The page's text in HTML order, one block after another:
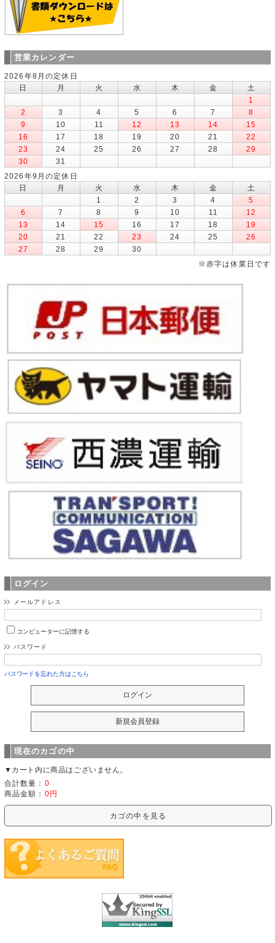
営業カレンダー
2026年8月の定休日
日
月 火 水 木 金
土
1
2
3 4 5 6 7
8
9
10 11 12 13 14
15
16
17 18 19 20 21
22
23
24 25 26 27 28
29
30
31
2026年9月の定休日
日
月 火 水 木 金
土
1
2 3 4
5
6
7 8 9 10 11
12
13
14 15 16 17 18
19
20
21 22 23 24 25
26
27
28 29
30
※赤字は休業日です
ログイン
メールアドレス
コンピューターに記憶する
パスワード
パスワードを忘れた方はこちら
現在のカゴの中
▼カート内に商品はございません。
合計数量： 0
商品金額： 0円
カゴの中を見る